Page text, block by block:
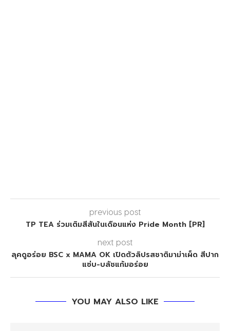
previous post
TP TEA ร่วมเติมสีสันในเดือนแห่ง Pride Month [PR]
next post
ลุคดูอร่อย BSC x MAMA OK เปิดตัวลิปรสชาติมาม่าเผ็ด สีปาก
แซ่บ-บลัชแก้มอร่อย
YOU MAY ALSO LIKE